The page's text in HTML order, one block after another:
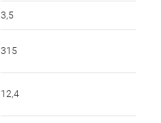
3,5
315
12,4